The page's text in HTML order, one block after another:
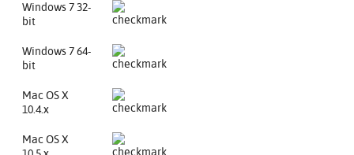
Windows 7 32-
bit
Windows 7 64-
bit
Mac OS X
10.4.x
Mac OS X